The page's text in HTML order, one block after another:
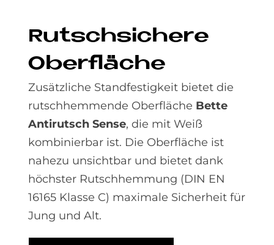
Rutsch­si­che­re
Ober­flä­che
Zusätzliche Standfestigkeit bietet die
rutsch­hemmende Oberfläche Bette
Antirutsch Sense, die mit Weiß
kombinierbar ist. Die Oberfläche ist
nahezu unsichtbar und bietet dank
höchster Rutschhemmung (DIN EN
16165 Klasse C) maximale Sicherheit für
Jung und Alt.